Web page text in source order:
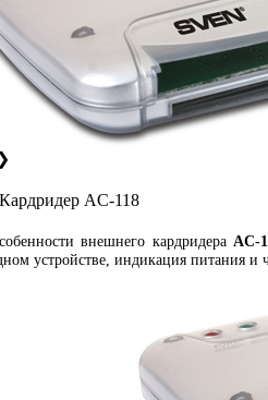
Кардридер AC-118
внешнего кардридера AC-
устройстве, индикация питания и